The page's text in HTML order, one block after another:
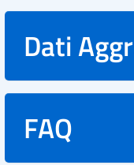
Dati
FAQ